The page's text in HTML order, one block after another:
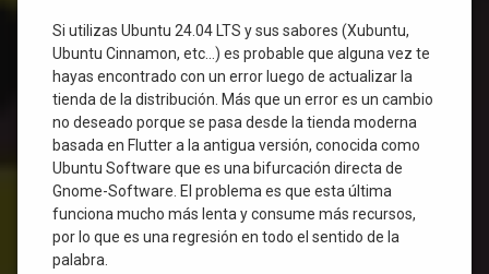
Si utilizas Ubuntu 24.04 LTS y sus sabores (Xubuntu,
Ubuntu Cinnamon, etc…) es probable que alguna vez te
hayas encontrado con un error luego de actualizar la
tienda de la distribución. Más que un error es un cambio
no deseado porque se pasa desde la tienda moderna
basada en Flutter a la antigua versión, conocida como
Ubuntu Software que es una bifurcación directa de
Gnome-Software. El problema es que esta última
funciona mucho más lenta y consume más recursos,
por lo que es una regresión en todo el sentido de la
palabra.